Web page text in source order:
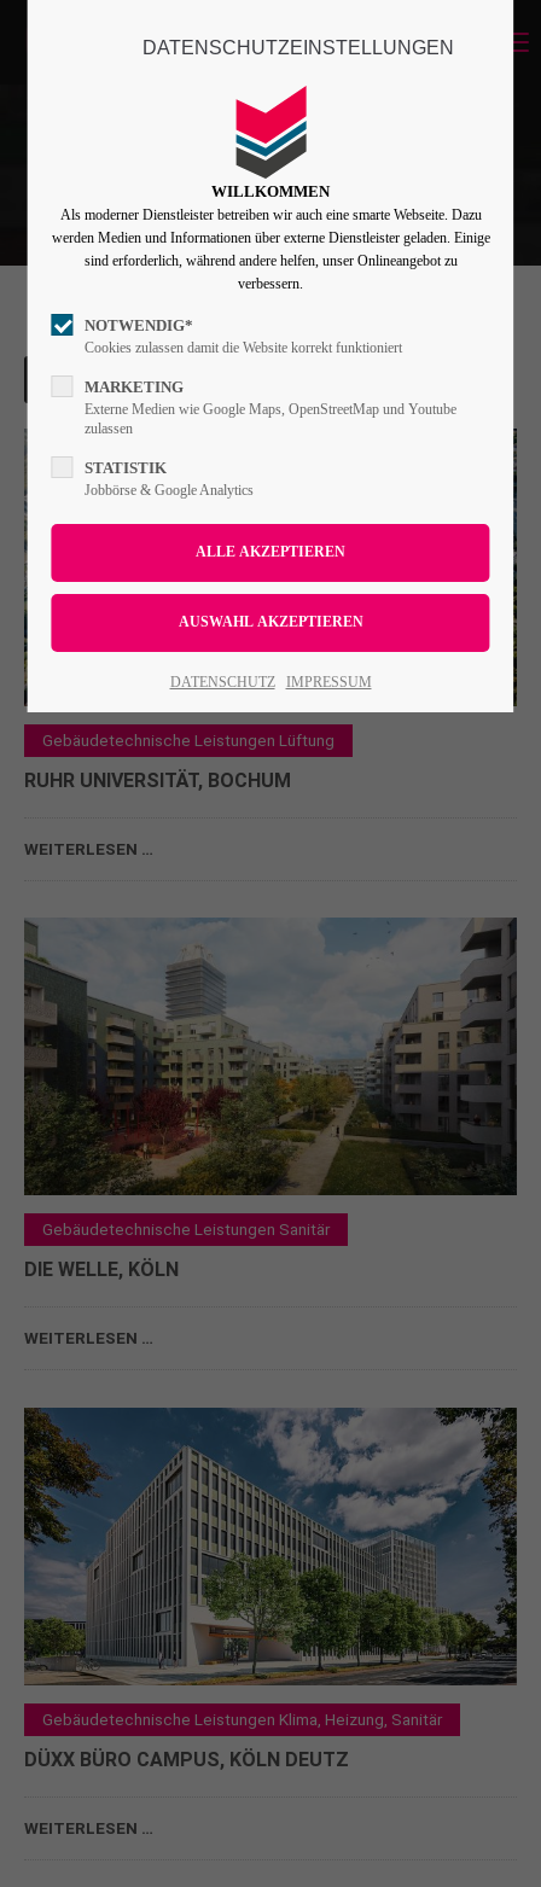
Passwort
Angemeldet bleiben
Anmelden
Register
Lorem ipsum dolor sit amet:
24h/ 365days
376-293 City Road, Suite 600
San Francisco, CA 94102
Have any questions?
+44 1234 567 890
Drop us a line
info@yourdomain.com
About us
Lorem ipsum dolor sit amet, consectetuer
parturient montes, nascetur ridiculus mus. Donec
quam felis, ultricies nec.
Menu
Gebäudetechnische Leistungen Lüftung
RUHR UNIVERSITÄT, BOCHUM
WEITERLESEN …
Gebäudetechnische Leistungen Sanitär
DIE WELLE, KÖLN
WEITERLESEN …
Gebäudetechnische Leistungen Klima, Heizung, Sanitär
DÜXX BÜRO CAMPUS, KÖLN DEUTZ
WEITERLESEN …
DATENSCHUTZEINSTELLUNGEN
WILLKOMMEN
Als moderner Dienstleister betreiben wir auch eine smarte Webseite. Dazu
werden Medien und Informationen über externe Dienstleister geladen. Einige
sind erforderlich, während andere helfen, unser Onlineangebot zu
verbessern.
NOTWENDIG*
Cookies zulassen damit die Website korrekt funktioniert
MARKETING
Externe Medien wie Google Maps, OpenStreetMap und Youtube
zulassen
STATISTIK
Jobbörse & Google Analytics
DATENSCHUTZ IMPRESSUM